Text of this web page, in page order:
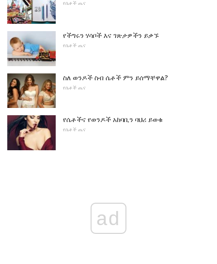
የሴቶች ጤና
የችግሩን ሃሳቦች እና ገጽታዎችን ይቃኙ
የሴቶች ጤና
ስለ ወንዶች ስብ ሴቶች ምን ይሰማቸዋል?
የሴቶች ጤና
የሴቶችና የወንዶች አከባቢን ባህሪ ይወቁ
የሴቶች ጤና
ad